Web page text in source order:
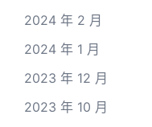
2024 年 2 月
2024 年 1 月
2023 年 12 月
2023 年 10 月